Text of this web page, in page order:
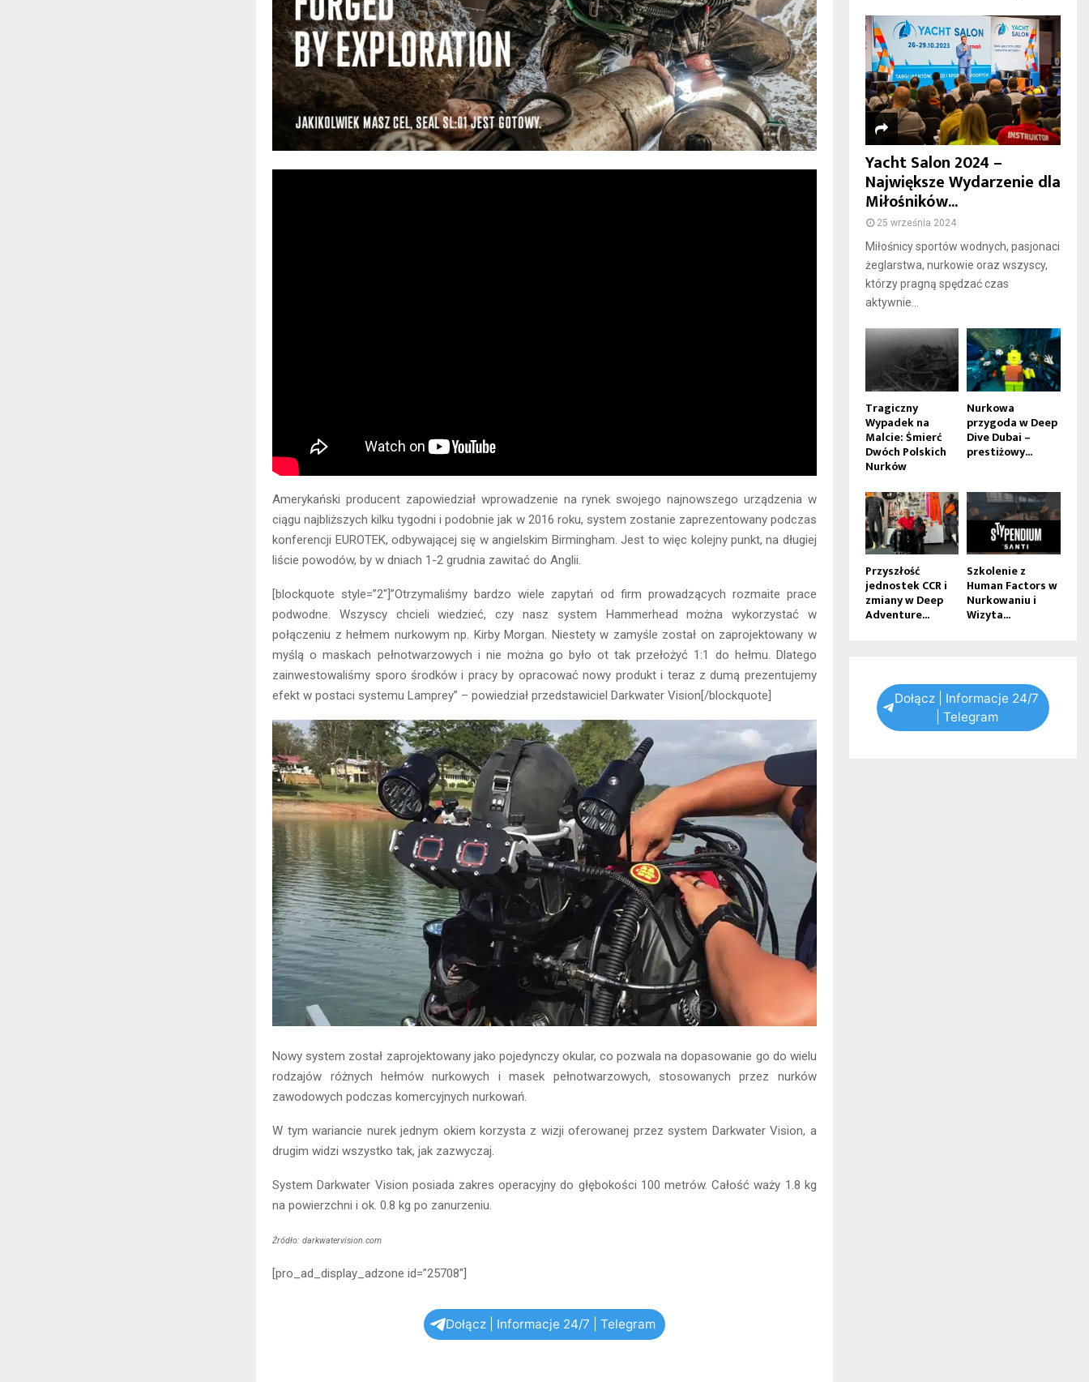
Amerykański producent zapowiedział wprowadzenie na rynek swojego najnowszego urządzenia w
ciągu najbliższych kilku tygodni i podobnie jak w 2016 roku, system zostanie zaprezentowany podczas
konferencji EUROTEK, odbywającej się w angielskim Birmingham. Jest to więc kolejny punkt, na długiej
liście powodów, by w dniach 1-2 grudnia zawitać do Anglii.
[blockquote style=”2″]”Otrzymaliśmy bardzo wiele zapytań od firm prowadzących rozmaite prace
podwodne. Wszyscy chcieli wiedzieć, czy nasz system Hammerhead można wykorzystać w
połączeniu z hełmem nurkowym np. Kirby Morgan. Niestety w zamyśle został on zaprojektowany w
myślą o maskach pełnotwarzowych i nie można go było ot tak przełożyć 1:1 do hełmu. Dlatego
zainwestowaliśmy sporo środków i pracy by opracować nowy produkt i teraz z dumą prezentujemy
efekt w postaci systemu Lamprey” – powiedział przedstawiciel Darkwater Vision[/blockquote]
Nowy system został zaprojektowany jako pojedynczy okular, co pozwala na dopasowanie go do wielu
rodzajów różnych hełmów nurkowych i masek pełnotwarzowych, stosowanych przez nurków
zawodowych podczas komercyjnych nurkowań.
W tym wariancie nurek jednym okiem korzysta z wizji oferowanej przez system Darkwater Vision, a
drugim widzi wszystko tak, jak zazwyczaj.
System Darkwater Vision posiada zakres operacyjny do głębokości 100 metrów. Całość waży 1.8 kg
na powierzchni i ok. 0.8 kg po zanurzeniu.
Źródło: darkwatervision.com
[pro_ad_display_adzone id=”25708″]
Dołącz | Informacje 24/7 | Telegram
Yacht Salon 2024 –
Największe Wydarzenie dla
Miłośników...
25 września 2024
Miłośnicy sportów wodnych, pasjonaci
żeglarstwa, nurkowie oraz wszyscy,
którzy pragną spędzać czas
aktywnie...
Tragiczny
Wypadek na
Malcie: Śmierć
Dwóch Polskich
Nurków
Nurkowa
przygoda w Deep
Dive Dubai –
prestiżowy...
Przyszłość
jednostek CCR i
zmiany w Deep
Adventure...
Szkolenie z
Human Factors w
Nurkowaniu i
Wizyta...
Dołącz | Informacje 24/7
| Telegram